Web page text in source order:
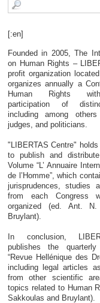
[:en]
Founded in 2005, The
on Human Rights –
profit organization
organizes annually a
Human Rights
participation of
including among
judges, and politicians.
"LIBERTAS Centre"
to publish and
Volume “L’ Annuaire
de l’Homme”, which
jurisprudences, studies
from each Congress
organized (ed. Ant. N.
Bruylant).
In conclusion,
publishes the
“Revue Hellénique des
including legal articles
from other scientific
topics related to Human
Sakkoulas and Bruylant).